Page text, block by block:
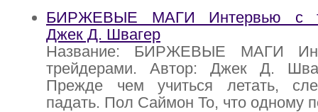
БИРЖЕВЫЕ МАГИ Интервью с
Джек Д. Швагер
Название: БИРЖЕВЫЕ МАГИ
трейдерами. Автор: Джек Д.
Прежде чем учиться летать,
падать. Пол Саймон То, что одному